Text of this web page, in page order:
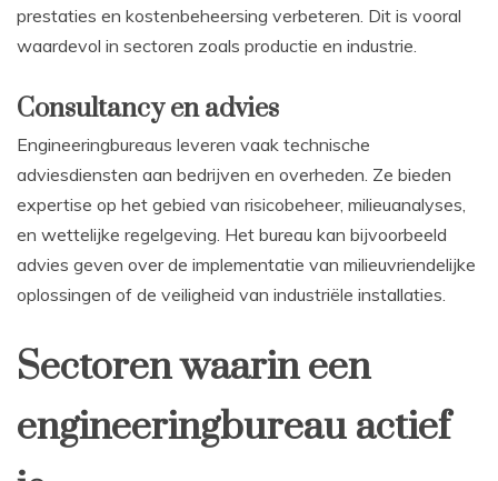
prestaties en kostenbeheersing verbeteren. Dit is vooral
waardevol in sectoren zoals productie en industrie.
Consultancy en advies
Engineeringbureaus leveren vaak technische
adviesdiensten aan bedrijven en overheden. Ze bieden
expertise op het gebied van risicobeheer, milieuanalyses,
en wettelijke regelgeving. Het bureau kan bijvoorbeeld
advies geven over de implementatie van milieuvriendelijke
oplossingen of de veiligheid van industriële installaties.
Sectoren waarin een
engineeringbureau actief